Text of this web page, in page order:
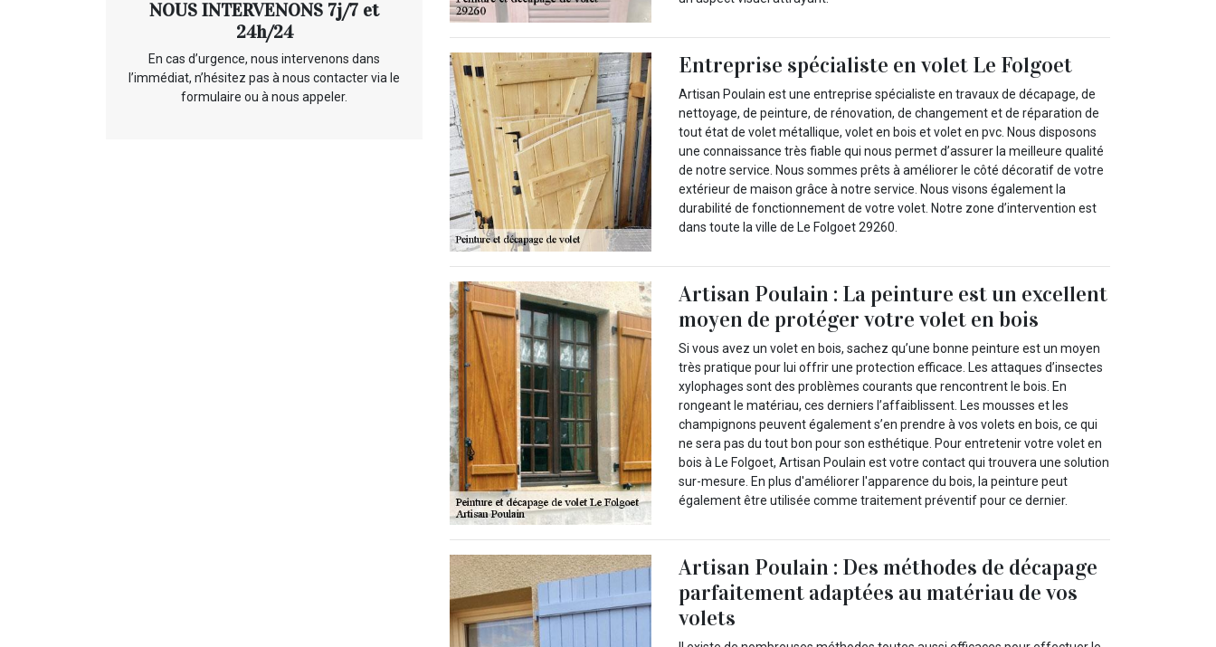
NOUS INTERVENONS 7j/7 et
24h/24
En cas d’urgence, nous intervenons dans
l’immédiat, n’hésitez pas à nous contacter via le
formulaire ou à nous appeler.
Entreprise spécialiste en volet Le Folgoet
Artisan Poulain est une entreprise spécialiste en travaux de décapage, de
nettoyage, de peinture, de rénovation, de changement et de réparation de
tout état de volet métallique, volet en bois et volet en pvc. Nous disposons
une connaissance très fiable qui nous permet d’assurer la meilleure qualité
de notre service. Nous sommes prêts à améliorer le côté décoratif de votre
extérieur de maison grâce à notre service. Nous visons également la
durabilité de fonctionnement de votre volet. Notre zone d’intervention est
dans toute la ville de Le Folgoet 29260.
Artisan Poulain : La peinture est un excellent
moyen de protéger votre volet en bois
Si vous avez un volet en bois, sachez qu’une bonne peinture est un moyen
très pratique pour lui offrir une protection efficace. Les attaques d’insectes
xylophages sont des problèmes courants que rencontrent le bois. En
rongeant le matériau, ces derniers l’affaiblissent. Les mousses et les
champignons peuvent également s’en prendre à vos volets en bois, ce qui
ne sera pas du tout bon pour son esthétique. Pour entretenir votre volet en
bois à Le Folgoet, Artisan Poulain est votre contact qui trouvera une solution
sur-mesure. En plus d'améliorer l'apparence du bois, la peinture peut
également être utilisée comme traitement préventif pour ce dernier.
Artisan Poulain : Des méthodes de décapage
parfaitement adaptées au matériau de vos
volets